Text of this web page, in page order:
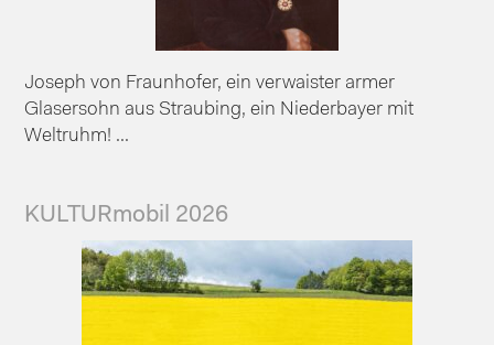
Joseph von Fraunhofer, ein verwaister armer
Glasersohn aus Straubing, ein Niederbayer mit
Weltruhm! ...
KULTURmobil 2026